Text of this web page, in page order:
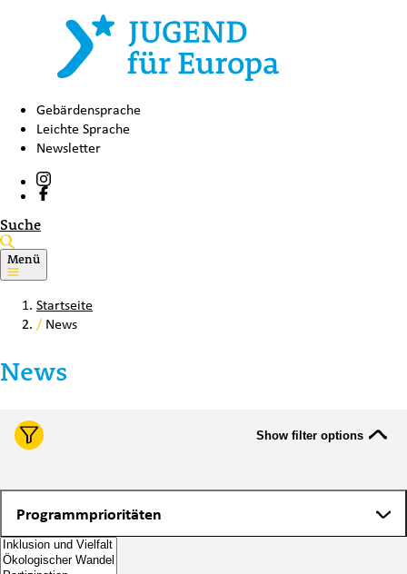
Gebärdensprache
Leichte Sprache
Newsletter
Suche
Menü
Startseite
/ News
News
Show filter options
Programmprioritäten